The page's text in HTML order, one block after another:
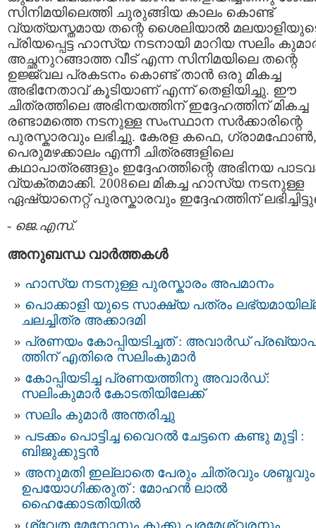
സിനിമയിലെത്തി ചുരുങ്ങിയ കാലം കൊണ്ട്
വ്യത്യസ്തമായ തന്റെ ശൈലിയാല്‍
പ്രിയപ്പെട്ട ഹാസ്യ നടനായി മാറിയ സലിം
അച്ഛനുറങ്ങാത്ത വീട് എന്ന സിനിമയിലെ തന്റെ
ഉജ്ജ്വല പ്രകടനം കൊണ്ട് താന്‍ ഒരു മികച്ച
അഭിനേതാവ്‌ കൂടിയാണ് എന്ന് തെളിയിച്ചു. ഈ
ചിത്രത്തിലെ അഭിനയത്തിന് ഇദ്ദേഹത്തിന് മികച്ച
രണ്ടാമത്തെ നടനുള്ള സംസ്ഥാന സര്‍ക്കാരിന്റെ
പുരസ്കാരവും ലഭിച്ചു. കേരള കഫെ, ഗ്രാമഫോണ്‍,
പെരുമഴക്കാലം എന്നീ ചിത്രങ്ങളിലെ
കഥാപാത്രങ്ങളും ഇദ്ദേഹത്തിന്റെ അഭിനയ
വ്യക്തമാക്കി. 2008ലെ മികച്ച ഹാസ്യ നടനുള്ള
ഏഷ്യാനെറ്റ്‌ പുരസ്കാരവും ഇദ്ദേഹത്തിന്
- ജെ.എസ്.
അനുബന്ധ വാര്‍ത്തകള്‍
ഹാസ്യ നടനുള്ള പുരസ്കാരം അപമാനം
പൊക്കാളി യുടെ സാക്ഷ്യ പത്രം
ചലച്ചിത്ര അക്കാദമി
പ്രണയം കോപ്പിയടിച്ചത് : അവാര്‍ഡ്
ത്തിന് എതിരെ സലിംകുമാര്‍
കോപ്പിയടിച്ച പ്രണയത്തിനു അവാര്‍ഡ്‌:
സലിംകുമാര്‍ കോടതിയിലേക്ക്
സലിം കുമാർ അന്തരിച്ചു
പടക്കം പൊട്ടിച്ച വൈറൽ ചേട്ടനെ കണ്ടു മുട്ടി :
ബിജുക്കുട്ടൻ
അനുമതി ഇല്ലാതെ പേരും ചിത്രവും ശബ്ദവും
ഉപയോഗിക്കരുത് : മോഹന്‍ ലാല്‍
ഹൈക്കോടതിയിൽ
ശ്വേത മേനോനും കുക്കു പരമേശ്വരനും